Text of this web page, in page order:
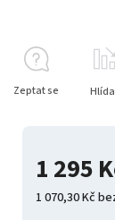
1 295
1 070,30 Kč
Zeptat se